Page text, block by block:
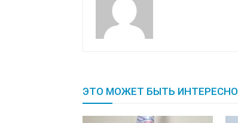
ЭТО МОЖЕТ БЫТЬ ИНТЕРЕСНО